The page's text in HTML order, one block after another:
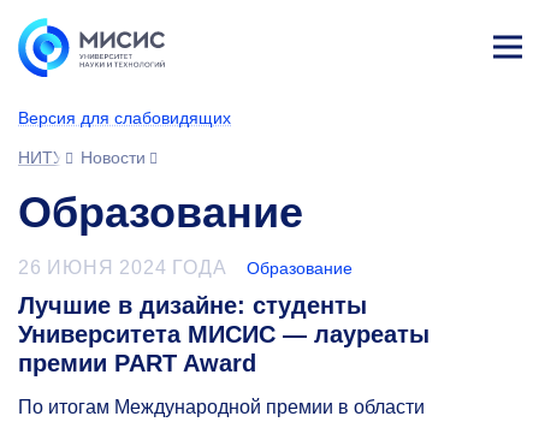
Версия для слабовидящих
НИТУ МИСИС
Новости
Образование
26 ИЮНЯ 2024 ГОДА Образование
Лучшие в дизайне: студенты
Университета МИСИС — лауреаты
премии PART Award
По итогам Международной премии в области